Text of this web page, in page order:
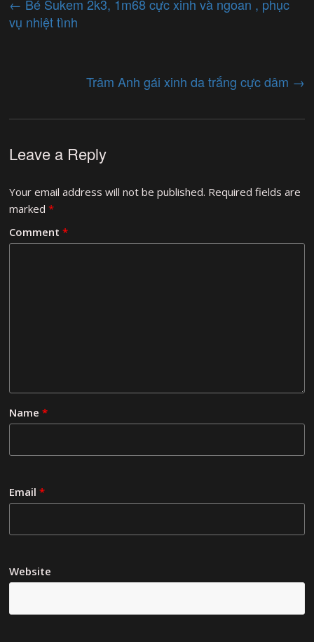
← Bé Sukem 2k3, 1m68 cực xinh và ngoan , phục
vụ nhiệt tình
Trâm Anh gái xinh da trắng cực dâm →
Leave a Reply
Your email address will not be published. Required fields are
marked*
Comment*
Name*
Email*
Website